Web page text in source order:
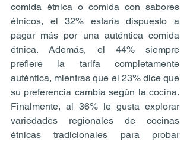
comida étnica o comida con sabores
étnicos, el 32% estaría dispuesto a
pagar más por una auténtica comida
étnica. Además, el 44% siempre
prefiere la tarifa completamente
auténtica, mientras que el 23% dice que
su preferencia cambia según la cocina.
Finalmente, al 36% le gusta explorar
variedades regionales de cocinas
étnicas tradicionales para probar